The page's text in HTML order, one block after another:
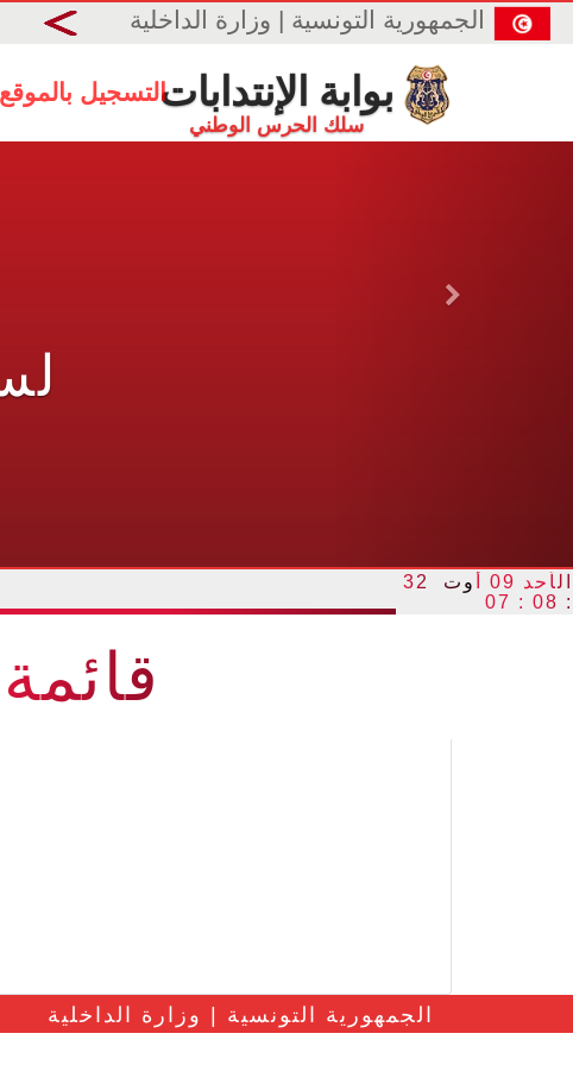
الجمهورية التونسية | وزارة الداخلية
بوابة الإنتدابات
سلك الحرس الوطني
التسجيل بالموقع
Next
الأحد 09 أوت 32
: 08 : 07
الجمهورية التونسية | وزارة الداخلية